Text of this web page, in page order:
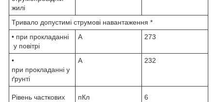
жилі
Тривало допустимі струмові навантаження *
• при прокладанні
у повітрі
А 273
•
при прокладанні у
ґрунті
А 232
Рівень часткових
пКл 6